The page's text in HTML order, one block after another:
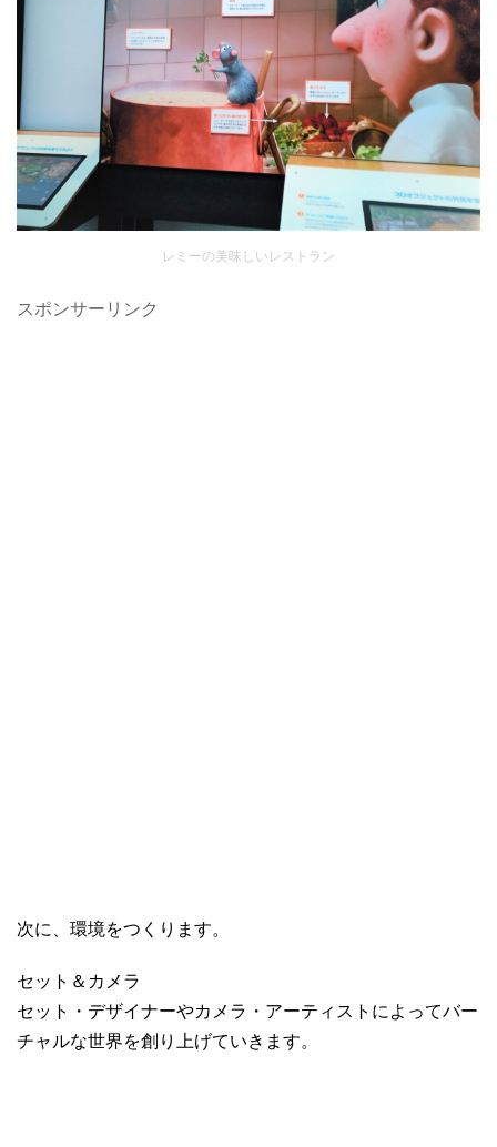
レミーの美味しいレストラン
スポンサーリンク
次に、環境をつくります。
セット＆カメラ
セット・デザイナーやカメラ・アーティストによってバー
チャルな世界を創り上げていきます。